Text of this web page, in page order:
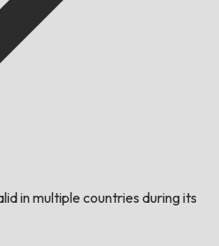
in multiple countries during its